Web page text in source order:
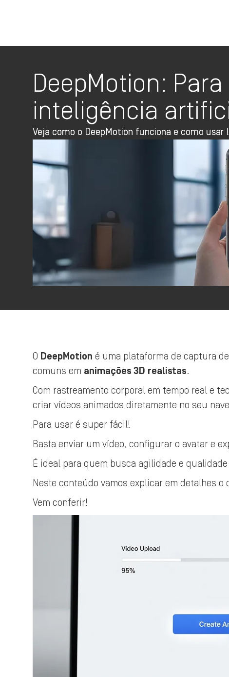
DeepMotion:
inteligência
Veja como o DeepMotion funciona e como
O DeepMotion é uma plataforma de captura
comuns em animações 3D realistas.
Com rastreamento corporal em tempo real e
criar vídeos animados diretamente no seu
Para usar é super fácil!
Basta enviar um vídeo, configurar o avatar e
É ideal para quem busca agilidade e
Neste conteúdo vamos explicar em detalhes o
Vem conferir!